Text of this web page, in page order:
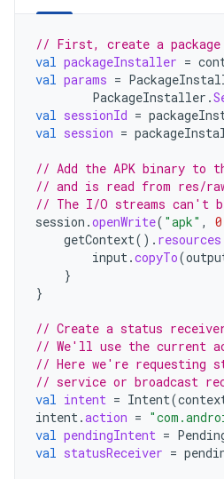
// First, create a
val packageInstaller =
val params =
PackageInstaller .
val sessionId =
val session =
// Add the APK binary to
// and is read from res/
// The I/O streams can't
session .openWrite( "apk" , 0
getContext(). resources
input.copyTo(
}
}
// Create a status
// We'll use the current
// Here we're requesting
// service or broadcast
val intent = Intent(
intent.action =
val pendingIntent =
val statusReceiver =